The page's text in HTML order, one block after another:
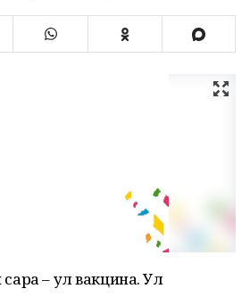
– ул вакцина. Ул